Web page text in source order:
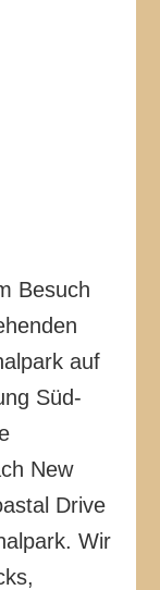
Besuch
auf
Süd-
New
Drive
Wir